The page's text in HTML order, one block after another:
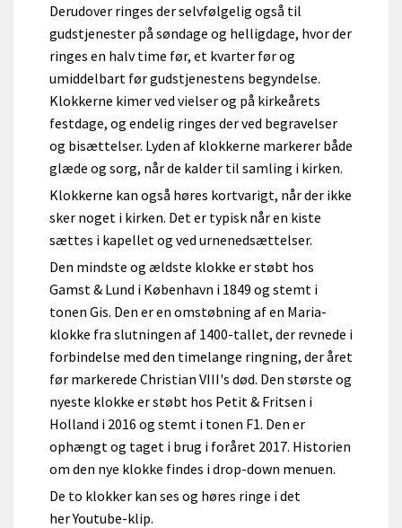
Derudover ringes der selvfølgelig også til
gudstjenester på søndage og helligdage, hvor der
ringes en halv time før, et kvarter før og
umiddelbart før gudstjenestens begyndelse.
Klokkerne kimer ved vielser og på kirkeårets
festdage, og endelig ringes der ved begravelser
og bisættelser. Lyden af klokkerne markerer både
glæde og sorg, når de kalder til samling i kirken.
Klokkerne kan også høres kortvarigt, når der ikke
sker noget i kirken. Det er typisk når en kiste
sættes i kapellet og ved urnenedsættelser.
Den mindste og ældste klokke er støbt hos
Gamst & Lund i København i 1849 og stemt i
tonen Gis. Den er en omstøbning af en Maria-
klokke fra slutningen af 1400-tallet, der revnede i
forbindelse med den timelange ringning, der året
før markerede Christian VIII's død. Den største og
nyeste klokke er støbt hos Petit & Fritsen i
Holland i 2016 og stemt i tonen F1. Den er
ophængt og taget i brug i foråret 2017. Historien
om den nye klokke findes i drop-down menuen.
De to klokker kan ses og høres ringe i det
her Youtube-klip.